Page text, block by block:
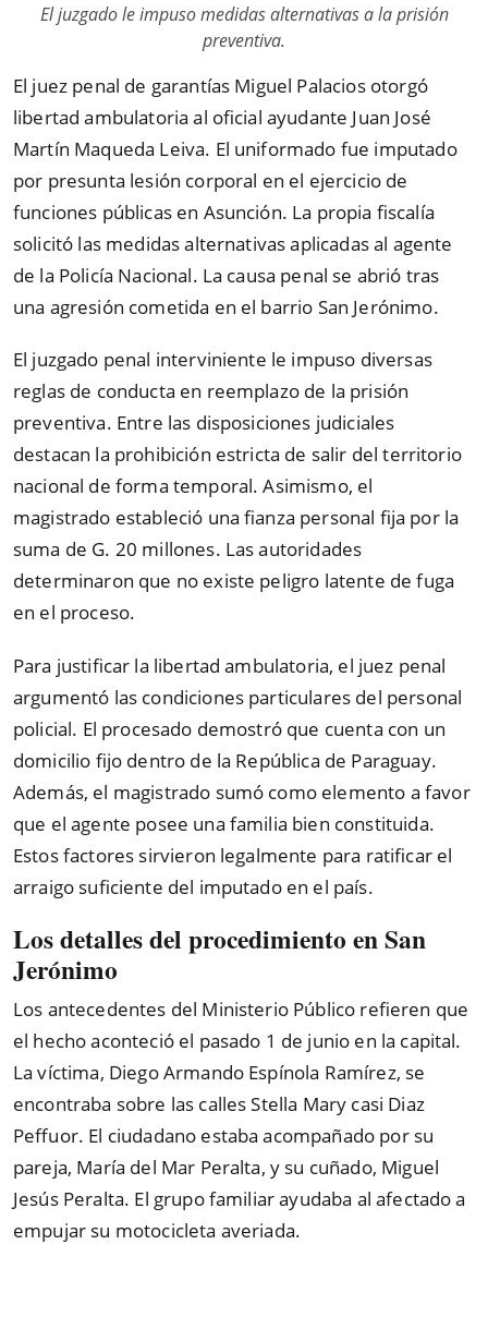
El juzgado le impuso medidas alternativas a la prisión
preventiva.
El juez penal de garantías Miguel Palacios otorgó
libertad ambulatoria al oficial ayudante Juan José
Martín Maqueda Leiva. El uniformado fue imputado
por presunta lesión corporal en el ejercicio de
funciones públicas en Asunción. La propia fiscalía
solicitó las medidas alternativas aplicadas al agente
de la Policía Nacional. La causa penal se abrió tras
una agresión cometida en el barrio San Jerónimo.
El juzgado penal interviniente le impuso diversas
reglas de conducta en reemplazo de la prisión
preventiva. Entre las disposiciones judiciales
destacan la prohibición estricta de salir del territorio
nacional de forma temporal. Asimismo, el
magistrado estableció una fianza personal fija por la
suma de G. 20 millones. Las autoridades
determinaron que no existe peligro latente de fuga
en el proceso.
Para justificar la libertad ambulatoria, el juez penal
argumentó las condiciones particulares del personal
policial. El procesado demostró que cuenta con un
domicilio fijo dentro de la República de Paraguay.
Además, el magistrado sumó como elemento a favor
que el agente posee una familia bien constituida.
Estos factores sirvieron legalmente para ratificar el
arraigo suficiente del imputado en el país.
Los detalles del procedimiento en San
Jerónimo
Los antecedentes del Ministerio Público refieren que
el hecho aconteció el pasado 1 de junio en la capital.
La víctima, Diego Armando Espínola Ramírez, se
encontraba sobre las calles Stella Mary casi Diaz
Peffuor. El ciudadano estaba acompañado por su
pareja, María del Mar Peralta, y su cuñado, Miguel
Jesús Peralta. El grupo familiar ayudaba al afectado a
empujar su motocicleta averiada.